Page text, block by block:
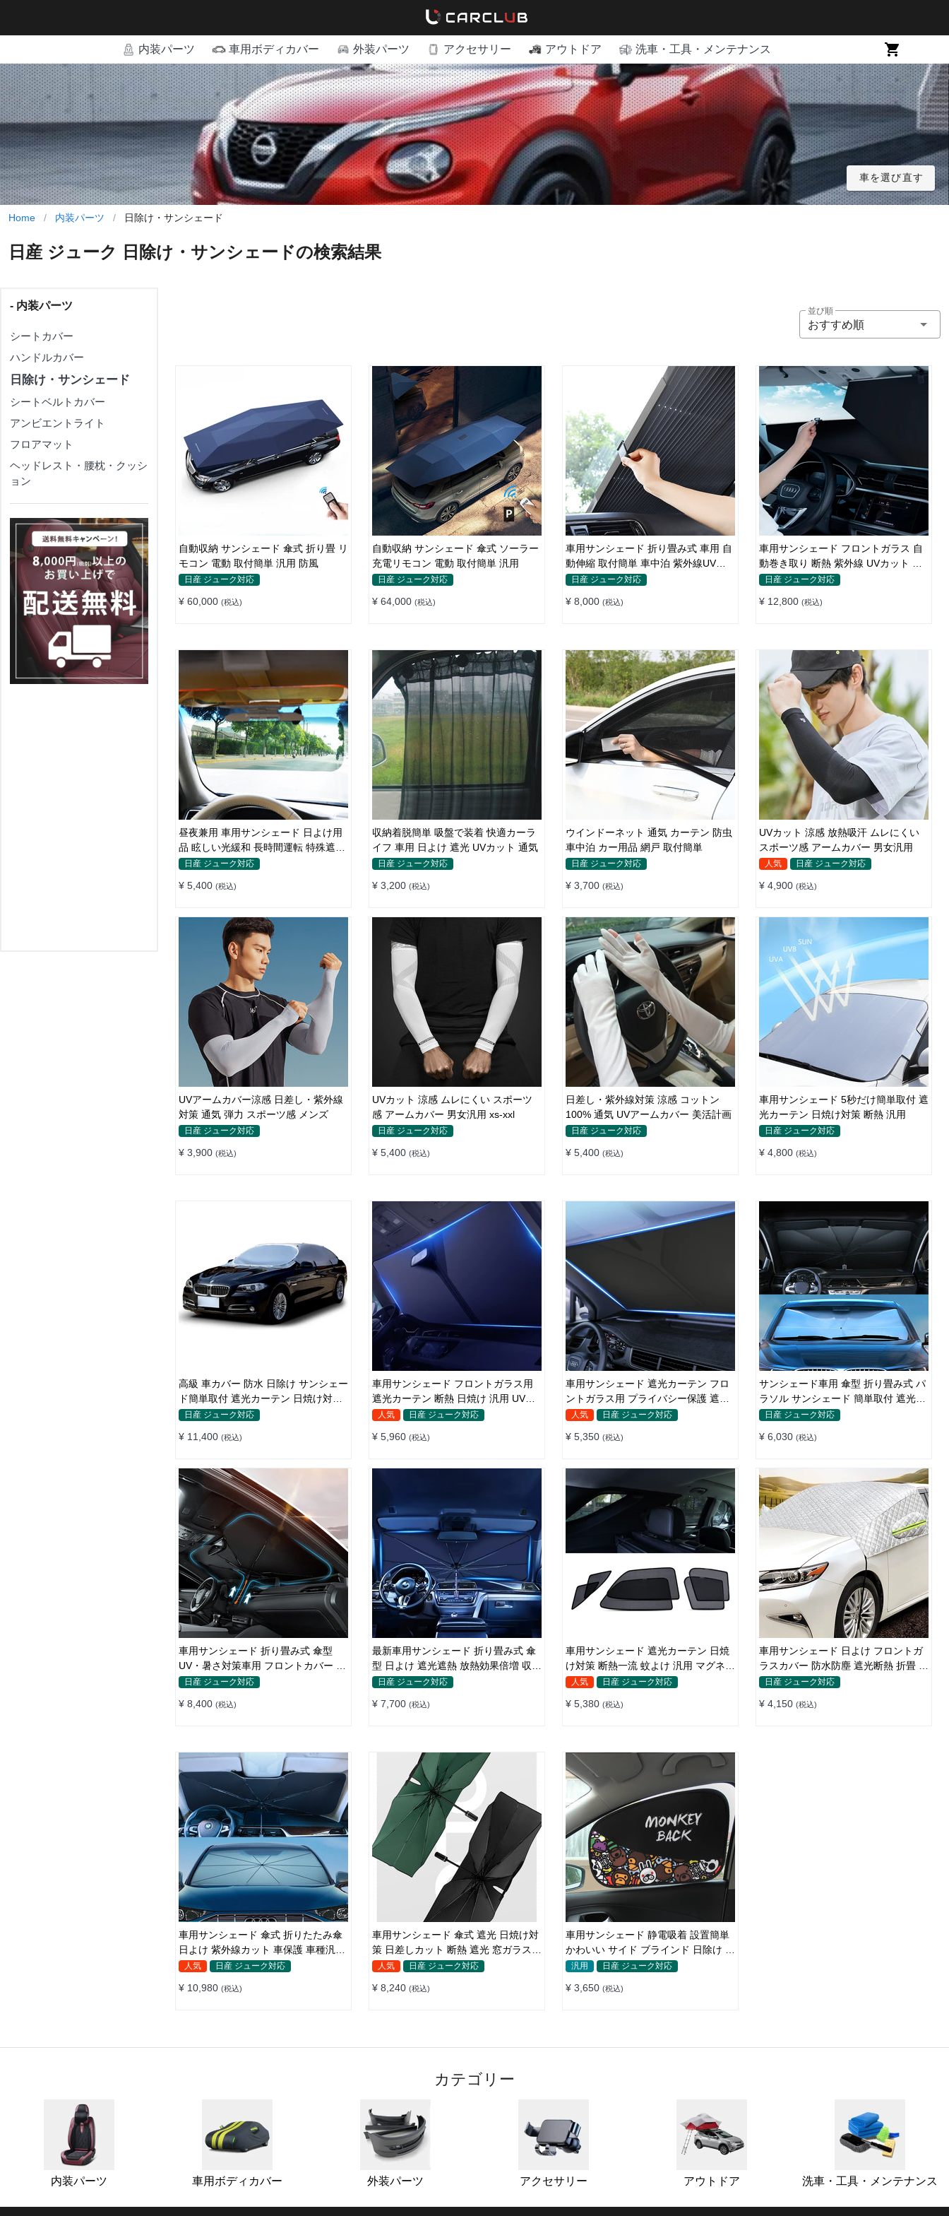
内装パーツ 車用ボディカバー 外装パーツ アクセサリー アウトドア 洗車・工具・メンテナンス
車を選び直す
Home / 内装パーツ / 日除け・サンシェード
日産 ジューク 日除け・サンシェードの検索結果
- 内装パーツ
シートカバー
ハンドルカバー
日除け・サンシェード
シートベルトカバー
アンビエントライト
フロアマット
ヘッドレスト・腰枕・クッシ
ョン
並び順
おすすめ順
自動収納 サンシェード 傘式 折り畳 リ
モコン 電動 取付簡単 汎用 防風
日産 ジューク対応
¥ 60,000 (税込)
自動収納 サンシェード 傘式 ソーラー
充電リモコン 電動 取付簡単 汎用
日産 ジューク対応
¥ 64,000 (税込)
車用サンシェード 折り畳み式 車用 自
動伸縮 取付簡単 車中泊 紫外線UVカ
ット 仮眠 断熱
日産 ジューク対応
¥ 8,000 (税込)
車用サンシェード フロントガラス 自
動巻き取り 断熱 紫外線 UVカット 取
付収納便利
日産 ジューク対応
¥ 12,800 (税込)
昼夜兼用 車用サンシェード 日よけ用
品 眩しい光緩和 長時間運転 特殊遮光
素材
日産 ジューク対応
¥ 5,400 (税込)
収納着脱簡単 吸盤で装着 快適カーラ
イフ 車用 日よけ 遮光 UVカット 通気
日産 ジューク対応
¥ 3,200 (税込)
ウインドーネット 通気 カーテン 防虫
車中泊 カー用品 網戸 取付簡単
日産 ジューク対応
¥ 3,700 (税込)
UVカット 涼感 放熱吸汗 ムレにくい
スポーツ感 アームカバー 男女汎用
人気 日産 ジューク対応
¥ 4,900 (税込)
UVアームカバー涼感 日差し・紫外線
対策 通気 弾力 スポーツ感 メンズ
日産 ジューク対応
¥ 3,900 (税込)
UVカット 涼感 ムレにくい スポーツ
感 アームカバー 男女汎用 xs-xxl
日産 ジューク対応
¥ 5,400 (税込)
日差し・紫外線対策 涼感 コットン
100% 通気 UVアームカバー 美活計画
日産 ジューク対応
¥ 5,400 (税込)
車用サンシェード 5秒だけ簡単取付 遮
光カーテン 日焼け対策 断熱 汎用
日産 ジューク対応
¥ 4,800 (税込)
高級 車カバー 防水 日除け サンシェー
ド簡単取付 遮光カーテン 日焼け対策
断熱 汎用
日産 ジューク対応
¥ 11,400 (税込)
車用サンシェード フロントガラス用
遮光カーテン 断熱 日焼け 汎用 UVカ
ット 取付簡単 収納便利
人気 日産 ジューク対応
¥ 5,960 (税込)
車用サンシェード 遮光カーテン フロ
ントガラス用 プライバシー保護 遮熱
日よけ 省エネ
人気 日産 ジューク対応
¥ 5,350 (税込)
サンシェード車用 傘型 折り畳み式 パ
ラソル サンシェード 簡単取付 遮光遮
熱 車窓日よけ UVカット
日産 ジューク対応
¥ 6,030 (税込)
車用サンシェード 折り畳み式 傘型
UV・暑さ対策車用 フロントカバー 収
納簡単 おすすめ
日産 ジューク対応
¥ 8,400 (税込)
最新車用サンシェード 折り畳み式 傘
型 日よけ 遮光遮熱 放熱効果倍増 収納
ポーチ付き
日産 ジューク対応
¥ 7,700 (税込)
車用サンシェード 遮光カーテン 日焼
け対策 断熱一流 蚊よけ 汎用 マグネッ
ト付き 取付簡単
人気 日産 ジューク対応
¥ 5,380 (税込)
車用サンシェード 日よけ フロントガ
ラスカバー 防水防塵 遮光断熱 折畳 収
納簡単 降雨雪対策
日産 ジューク対応
¥ 4,150 (税込)
車用サンシェード 傘式 折りたたみ傘
日よけ 紫外線カット 車保護 車種汎用
収納便利
人気 日産 ジューク対応
¥ 10,980 (税込)
車用サンシェード 傘式 遮光 日焼け対
策 日差しカット 断熱 遮光 窓ガラスブ
レーカー付き 汎用 簡単取り付け 収納
い
人気 日産 ジューク対応
¥ 8,240 (税込)
車用サンシェード 静電吸着 設置簡単
かわいい サイド ブラインド 日除け 遮
光 遮熱 プライバシー保護
汎用 日産 ジューク対応
¥ 3,650 (税込)
カテゴリー
内装パーツ 車用ボディカバー 外装パーツ アクセサリー アウトドア 洗車・工具・メンテナンス